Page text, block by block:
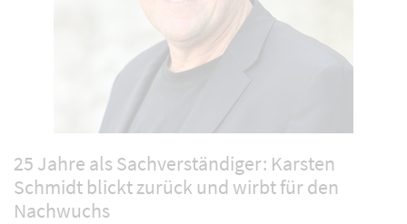
25 Jahre als Sachverständiger: Karsten
Schmidt blickt zurück und wirbt für den
Nachwuchs